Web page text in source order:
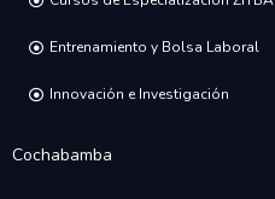
Entrenamiento y Bolsa Laboral
Innovación e Investigación
Cochabamba